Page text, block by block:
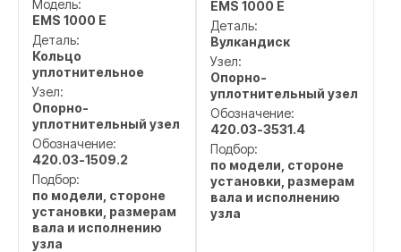
Модель:
EMS 1000 E
Деталь:
Кольцо
уплотнительное
Узел:
Опорно-
уплотнительный узел
Обозначение:
420.03-1509.2
Подбор:
по модели, стороне
установки, размерам
вала и исполнению
узла
EMS 1000 E
Деталь:
Вулкандиск
Узел:
Опорно-
уплотнительный узел
Обозначение:
420.03-3531.4
Подбор:
по модели, стороне
установки, размерам
вала и исполнению
узла